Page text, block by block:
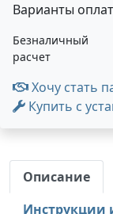
Варианты
Безналичный
расчет
Хочу стать
Купить с
Описание
Инструкции